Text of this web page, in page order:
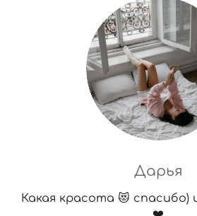
Дарья
Какая красота 😻 спасибо)